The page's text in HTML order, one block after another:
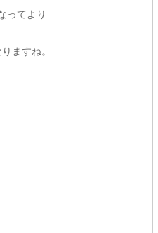
ってより
ますね。